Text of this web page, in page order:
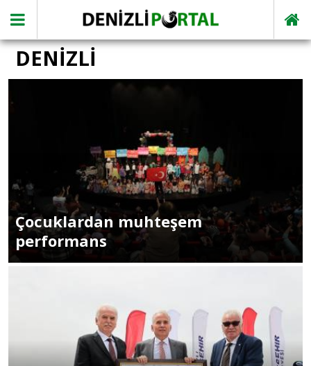
DENİZLİ
Çocuklardan muhteşem
performans